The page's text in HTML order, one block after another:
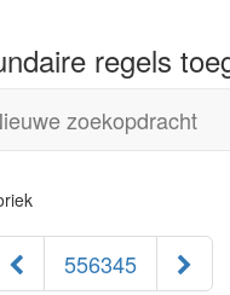
regels
zoekopdracht
556345